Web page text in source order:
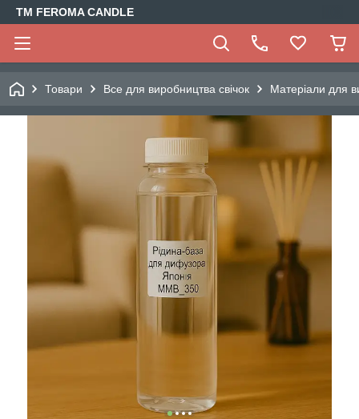
TM FEROMA CANDLE
Товари Все для виробництва свічок Матеріали для